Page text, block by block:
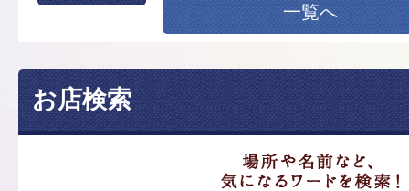
一覧へ
お店検索